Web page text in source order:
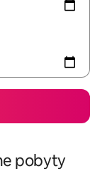
pobyty